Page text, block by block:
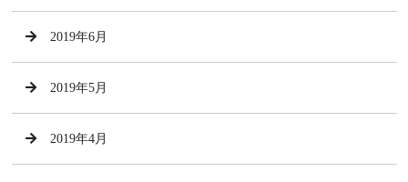
2019年6月
2019年5月
2019年4月